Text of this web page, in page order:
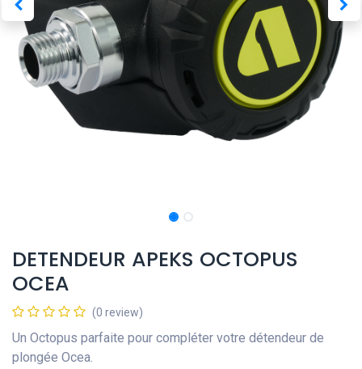
DETENDEUR APEKS OCTOPUS
OCEA
(0 review)
Un Octopus parfaite pour compléter votre détendeur de
plongée Ocea.